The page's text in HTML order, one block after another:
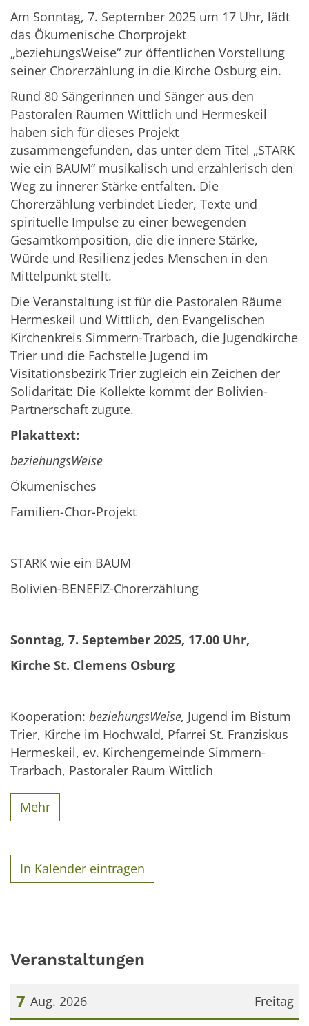
Am Sonntag, 7. September 2025 um 17 Uhr, lädt
das Ökumenische Chorprojekt
„beziehungsWeise“ zur öffentlichen Vorstellung
seiner Chorerzählung in die Kirche Osburg ein.
Rund 80 Sängerinnen und Sänger aus den
Pastoralen Räumen Wittlich und Hermeskeil
haben sich für dieses Projekt
zusammengefunden, das unter dem Titel „STARK
wie ein BAUM“ musikalisch und erzählerisch den
Weg zu innerer Stärke entfalten. Die
Chorerzählung verbindet Lieder, Texte und
spirituelle Impulse zu einer bewegenden
Gesamtkomposition, die die innere Stärke,
Würde und Resilienz jedes Menschen in den
Mittelpunkt stellt.
Die Veranstaltung ist für die Pastoralen Räume
Hermeskeil und Wittlich, den Evangelischen
Kirchenkreis Simmern-Trarbach, die Jugendkirche
Trier und die Fachstelle Jugend im
Visitationsbezirk Trier zugleich ein Zeichen der
Solidarität: Die Kollekte kommt der Bolivien-
Partnerschaft zugute.
Plakattext:
beziehungsWeise
Ökumenisches
Familien-Chor-Projekt
STARK wie ein BAUM
Bolivien-BENEFIZ-Chorerzählung
Sonntag, 7. September 2025, 17.00 Uhr,
Kirche St. Clemens Osburg
Kooperation: beziehungsWeise, Jugend im Bistum
Trier, Kirche im Hochwald, Pfarrei St. Franziskus
Hermeskeil, ev. Kirchengemeinde Simmern-
Trarbach, Pastoraler Raum Wittlich
Mehr
In Kalender eintragen
Veranstaltungen
Freitag
7 Aug. 2026